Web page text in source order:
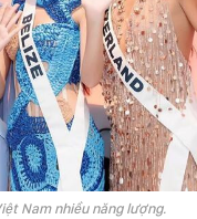
Nam nhiều năng lượng.